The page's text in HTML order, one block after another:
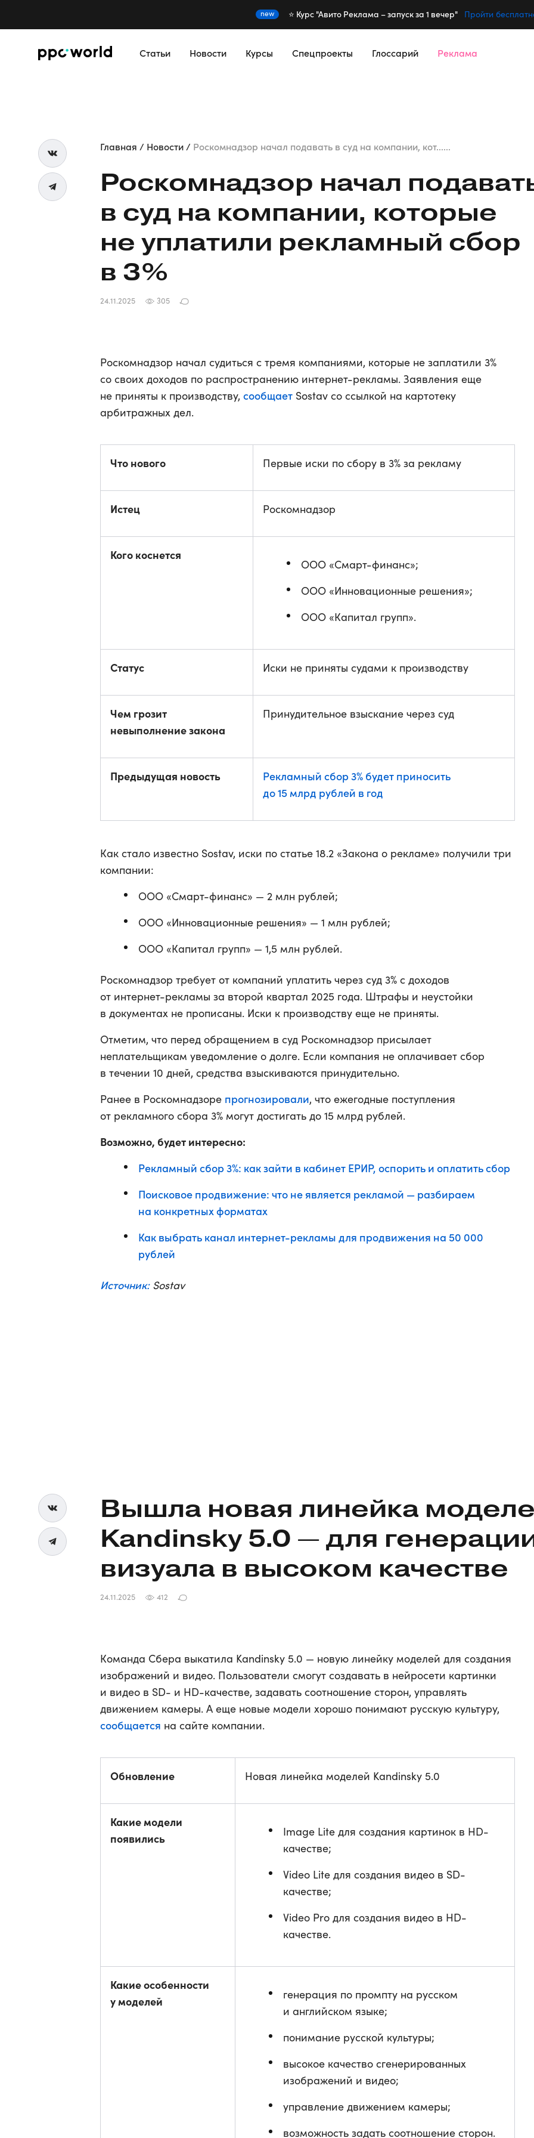
new ⭐️ Курс "Авито Реклама – запуск за 1 вечер" Пройти
Статьи Новости Курсы Спецпроекты Глоссарий Реклама
Главная Новости Роскомнадзор начал подавать в суд на компании, кот......
Роскомнадзор начал
в суд на компании, которые
не уплатили рекламный сбор
в 3%
24.11.2025 305
Роскомнадзор начал судиться с тремя компаниями, которые не заплатили 3%
со своих доходов по распространению интернет-рекламы. Заявления еще
не приняты к производству, сообщает Sostav со ссылкой на картотеку
арбитражных дел.
Что нового Первые иски по сбору в 3% за рекламу
Истец Роскомнадзор
Кого коснется
ООО «Смарт-финанс»;
ООО «Инновационные решения»;
ООО «Капитал групп».
Статус Иски не приняты судами к производству
Чем грозит
невыполнение закона
Принудительное взыскание через суд
Предыдущая новость
Рекламный сбор 3% будет приносить
до 15 млрд рублей в год
Как стало известно Sostav, иски по статье 18.2 «Закона о рекламе» получили три
компании:
ООО «Смарт-финанс» — 2 млн рублей;
ООО «Инновационные решения» — 1 млн рублей;
ООО «Капитал групп» — 1,5 млн рублей.
Роскомнадзор требует от компаний уплатить через суд 3% с доходов
от интернет-рекламы за второй квартал 2025 года. Штрафы и неустойки
в документах не прописаны. Иски к производству еще не приняты.
Отметим, что перед обращением в суд Роскомнадзор присылает
неплательщикам уведомление о долге. Если компания не оплачивает сбор
в течении 10 дней, средства взыскиваются принудительно.
Ранее в Роскомнадзоре прогнозировали, что ежегодные поступления
от рекламного сбора 3% могут достигать до 15 млрд рублей.
Возможно, будет интересно:
Рекламный сбор 3%: как зайти в кабинет ЕРИР, оспорить и оплатить сбор
Поисковое продвижение: что не является рекламой — разбираем
на конкретных форматах
Как выбрать канал интернет-рекламы для продвижения на 50 000
рублей
Источник:Sostav
Вышла новая линейка
Kandinsky 5.0 — для
визуала в высоком качестве
24.11.2025 412
Команда Сбера выкатила Kandinsky 5.0 — новую линейку моделей для создания
изображений и видео. Пользователи смогут создавать в нейросети картинки
и видео в SD- и HD-качестве, задавать соотношение сторон, управлять
движением камеры. А еще новые модели хорошо понимают русскую культуру,
сообщается на сайте компании.
Обновление Новая линейка моделей Kandinsky 5.0
Какие модели
появились
Image Lite для создания картинок в HD-
качестве;
Video Lite для создания видео в SD-
качестве;
Video Pro для создания видео в HD-
качестве.
Какие особенности
у моделей
генерация по промпту на русском
и английском языке;
понимание русской культуры;
высокое качество сгенерированных
изображений и видео;
управление движением камеры;
возможность задать соотношение сторон.